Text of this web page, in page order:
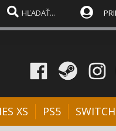
XS PS5 SWITCH